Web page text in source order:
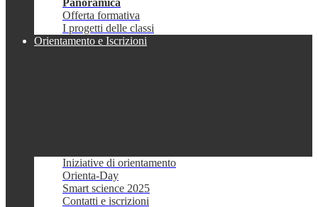
Panoramica
Offerta formativa
I progetti delle classi
Orientamento e Iscrizioni
Iniziative di orientamento
Orienta-Day
Smart science 2025
Contatti e iscrizioni